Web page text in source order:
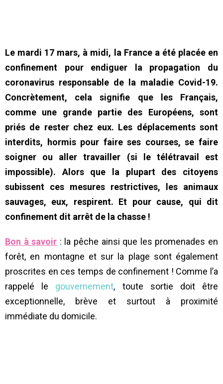
Le mardi 17 mars, à midi, la France a été placée en
confinement pour endiguer la propagation du
coronavirus responsable de la maladie Covid-19.
Concrètement, cela signifie que les Français,
comme une grande partie des Européens, sont
priés de rester chez eux. Les déplacements sont
interdits, hormis pour faire ses courses, se faire
soigner ou aller travailler (si le télétravail est
impossible). Alors que la plupart des citoyens
subissent ces mesures restrictives, les animaux
sauvages, eux, respirent. Et pour cause, qui dit
confinement dit arrêt de la chasse !
Bon à savoir : la pêche ainsi que les promenades en
forêt, en montagne et sur la plage sont également
proscrites en ces temps de confinement ! Comme l’a
rappelé le gouvernement, toute sortie doit être
exceptionnelle, brève et surtout à proximité
immédiate du domicile.